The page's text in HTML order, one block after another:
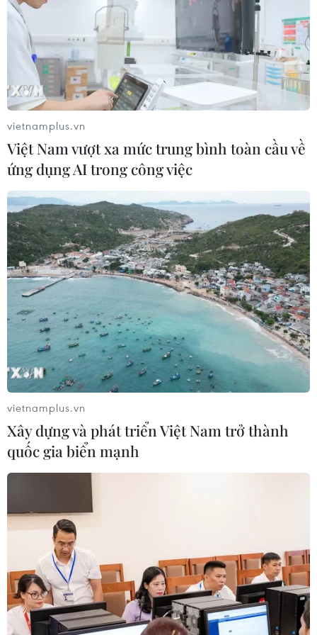
vững
05/08/2026 07:40
Hồ sơ Phở phải chứng
minh được sức sống của di sản trong
cộng đồng
05/08/2026 07:12
"Lễ mừng cơm mới" và chuỗi hoạt
động du lịch "Sắc vàng Di sản" 2026
tại Lào Cai
04/08/2026 14:56
Lễ hội Văn hóa, Du lịch Mường Lò
năm 2026 sẽ diễn ra từ ngày 25/9 đến
2/10
04/08/2026 14:37
Xem thêm
CƠ QUAN CHỦ QUẢN: THÔNG TẤN XÃ VIỆT NAM
Tổng Biên tập: TRẦN TIẾN DUẨN
Phó Tổng Biên tập: NGUYỄN THỊ TÁM, KHÚC THANH
THỦY
Sở hữu trí tuệ
Quy định sử dụng
vietnamplus.vn
Việt Nam vượt xa mức trung bình toàn cầu về
ứng dụng AI trong công việc
vietnamplus.vn
Xây dựng và phát triển Việt Nam trở thành
quốc gia biển mạnh